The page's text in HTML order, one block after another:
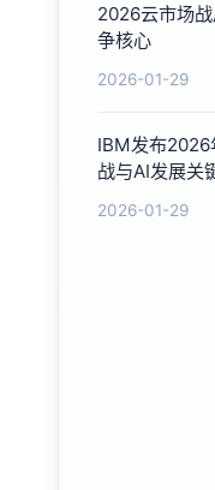
2026云市场
争核心
2026-01-29
IBM发布2026
战与AI发展关
2026-01-29